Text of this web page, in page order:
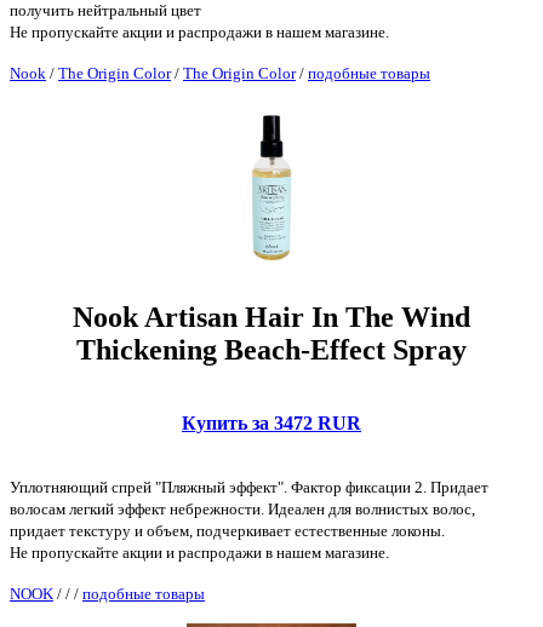
получить нейтральный цвет
Не пропускайте акции и распродажи в нашем магазине.
Nook / The Origin Color/ The Origin Color/ подобные товары
Nook Artisan Hair In The Wind
Thickening Beach-Effect Spray
Купить за 3472 RUR
Уплотняющий спрей "Пляжный эффект". Фактор фиксации 2. Придает
волосам легкий эффект небрежности. Идеален для волнистых волос,
придает текстуру и объем, подчеркивает естественные локоны.
Не пропускайте акции и распродажи в нашем магазине.
NOOK / / / подобные товары